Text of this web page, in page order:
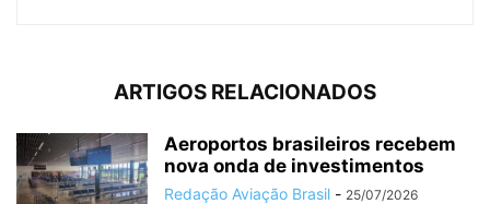
ARTIGOS RELACIONADOS
Aeroportos brasileiros recebem
nova onda de investimentos
Redação Aviação Brasil - 25/07/2026